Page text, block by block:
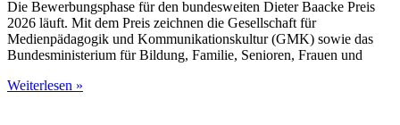
Die Bewerbungsphase für den bundesweiten Dieter Baacke Preis
2026 läuft. Mit dem Preis zeichnen die Gesellschaft für
Medienpädagogik und Kommunikationskultur (GMK) sowie das
Bundesministerium für Bildung, Familie, Senioren, Frauen und
Weiterlesen »